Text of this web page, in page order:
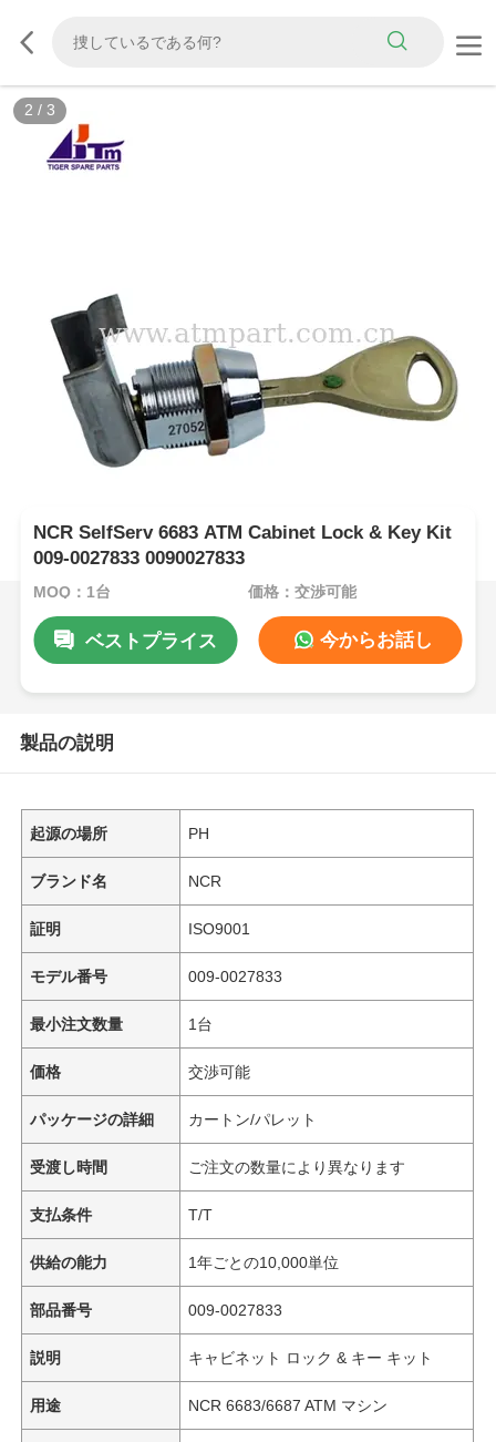
2 / 3
NCR SelfServ 6683 ATM Cabinet Lock & Key Kit
009-0027833 0090027833
MOQ：1台 価格：交渉可能
ベストプライス 今からお話し
製品の説明
起源の場所 PH
ブランド名 NCR
証明 ISO9001
モデル番号 009-0027833
最小注文数量 1台
価格 交渉可能
パッケージの詳細 カートン/パレット
受渡し時間 ご注文の数量により異なります
支払条件 T/T
供給の能力 1年ごとの10,000単位
部品番号 009-0027833
説明 キャビネット ロック & キー キット
用途 NCR 6683/6687 ATM マシン